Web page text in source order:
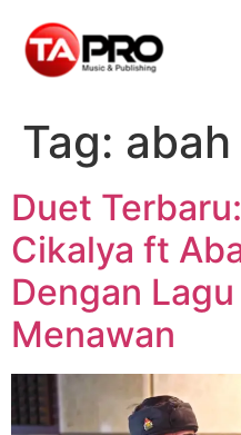
Tag:
Duet
Cikalya ft
Dengan Lagu
Menawan